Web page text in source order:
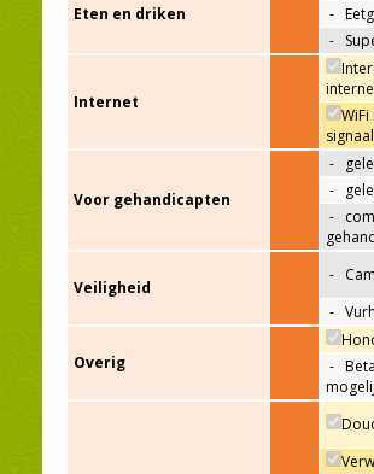
Eten en driken
-
-
Internet
signaal
Voor gehandicapten
-
-
-
Veiligheid
-
-
Overig
-